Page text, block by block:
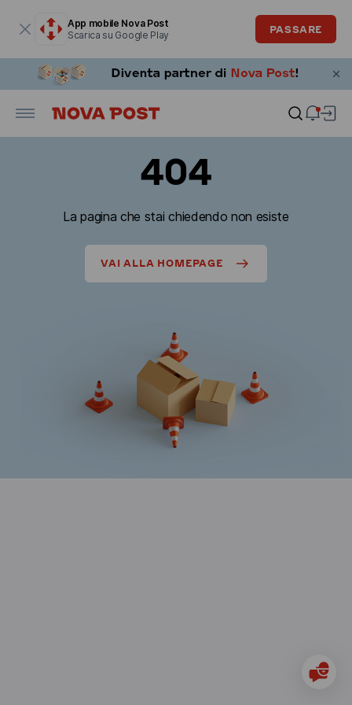
App mobile Nova Post
Scarica su Google Play
PASSARE
404
La pagina che stai chiedendo non esiste
VAI ALLA HOMEPAGE